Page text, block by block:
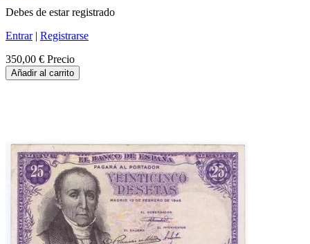
Debes de estar registrado
Entrar| Registrarse
350,00 € Precio
Añadir al carrito